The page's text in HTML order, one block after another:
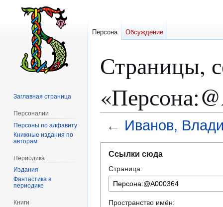
Страницы,
← Иванов,
навигации
поиску
Ссылки сюда
Страница:
Пространство имён:
Персона Обсуждение
Заглавная страница
Персоналии
Персоны по алфавиту
Книжные издания по
авторам
Периодика
Издания
Фантастика в
периодике
Книги